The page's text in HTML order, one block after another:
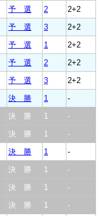
予 選 2
2+2
予 選 3
2+2
予 選 1
2+2
予 選 2
2+2
予 選 3
2+2
決 勝 1
-
決 勝 1
-
決 勝 1
-
決 勝 1
-
決 勝 1
-
決 勝 1
-
決 勝 1
-